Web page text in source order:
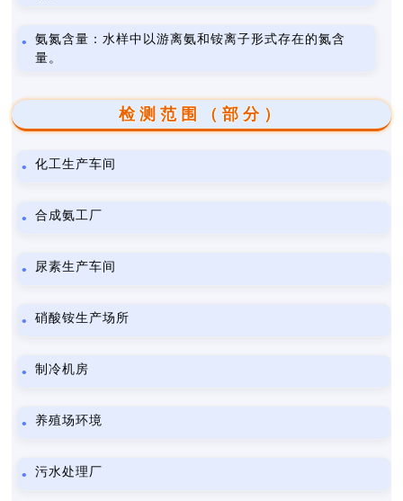
氨氮含量：水样中以游离氨和铵离子形式存在的氮含
量。
检测范围（部分）
化工生产车间
合成氨工厂
尿素生产车间
硝酸铵生产场所
制冷机房
养殖场环境
污水处理厂